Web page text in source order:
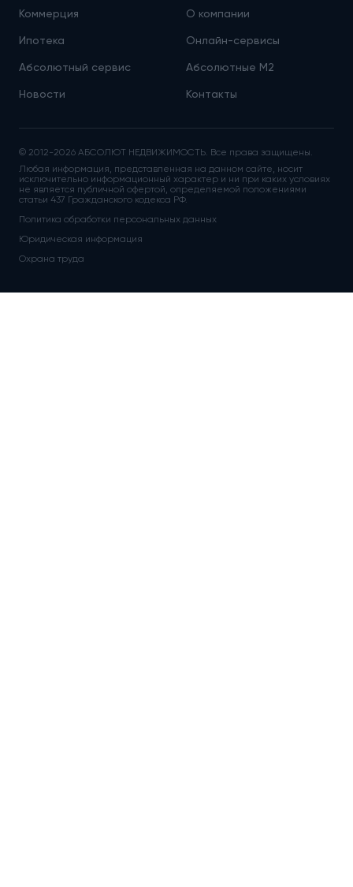
Коммерция О компании
Ипотека Онлайн-сервисы
Абсолютный сервис Абсолютные М2
Новости Контакты
© 2012-2026 АБСОЛЮТ НЕДВИЖИМОСТЬ. Все права защищены.
Любая информация, представленная на данном сайте, носит
исключительно информационный характер и ни при каких условиях
не является публичной офертой, определяемой положениями
статьи 437 Гражданского кодекса РФ.
Политика обработки персональных данных
Юридическая информация
Охрана труда